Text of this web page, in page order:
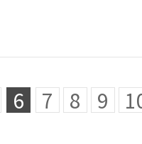
6 7 8 9